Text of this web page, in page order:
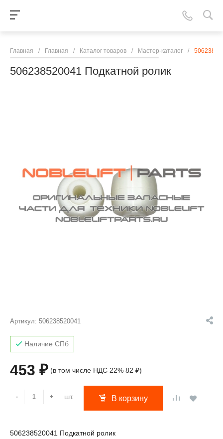
Главная / Главная / Каталог товаров / Мастер-каталог /
506238520041 Подкатной ролик
Артикул: 506238520041
Наличие СПб
453 ₽ (в том числе НДС 22% 82 ₽)
- + шт. В корзину
506238520041 Подкатной ролик